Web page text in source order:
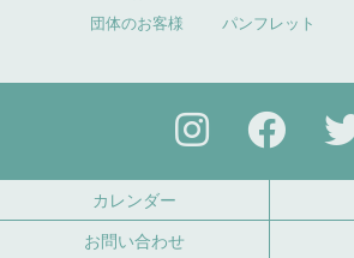
団体のお客様 パンフレット
カレンダー
お問い合わせ